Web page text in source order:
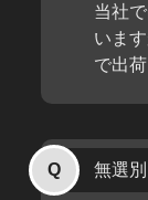
当社
いま
で出
無選